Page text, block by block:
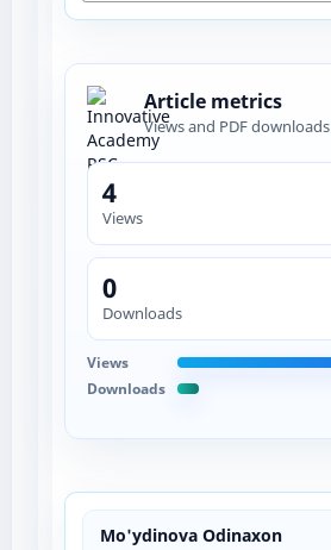
Mo'ydinova Odinaxon
Article metrics
Views and PDF downloads
4
Views
0
Downloads
Views
Downloads